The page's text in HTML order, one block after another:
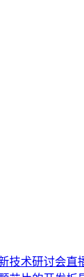
技术研讨会直